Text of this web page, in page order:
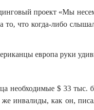
проект «Мы
то, что когда-либо
необходимые $ 33 тыс.
инвалиды, как он,